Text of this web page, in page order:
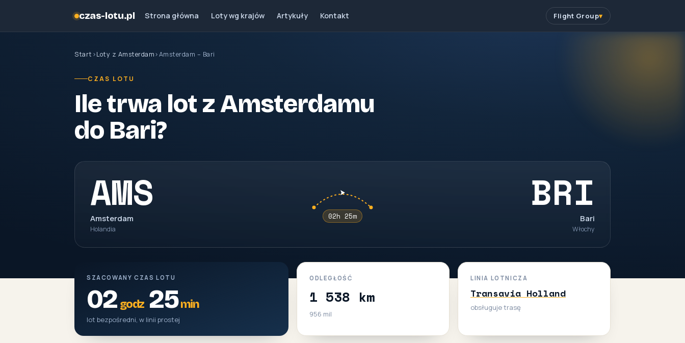
czas-lotu.pl Strona główna Loty wg krajów Artykuły Kontakt Flight Group
Start ›Loty z Amsterdam›Amsterdam – Bari
CZAS LOTU
Ile trwa lot z Amsterdamu
do Bari?
AMS
Amsterdam
Holandia
02h 25m BRI
Bari
Włochy
SZACOWANY CZAS LOTU
02 godz25min
lot bezpośredni, w linii prostej
ODLEGŁOŚĆ
1 538 km
956 mil
LINIA LOTNICZA
Transavia Holland
obsługuje trasę